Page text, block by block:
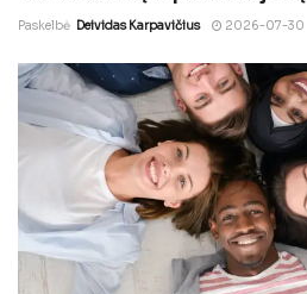
Paskelbė Deividas Karpavičius 2026-07-30